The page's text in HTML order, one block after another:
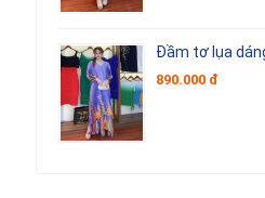
Đầm tơ lụa
890.000 đ